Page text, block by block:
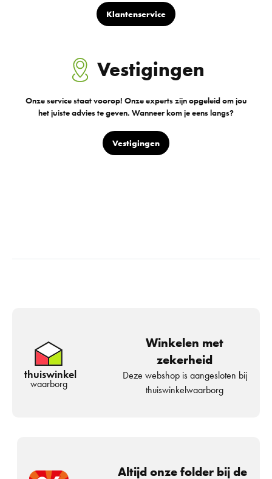
Klantenservice
Vestigingen
Onze service staat voorop! Onze experts zijn opgeleid om jou
het juiste advies te geven. Wanneer kom je eens langs?
Vestigingen
thuiswinkel
waarborg
Winkelen met
zekerheid
Deze webshop is aangesloten bij
thuiswinkelwaarborg
Altijd onze folder bij de